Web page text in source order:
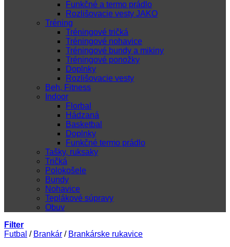
Funkčné a termo prádlo
Rozlišovacie vesty JAKO
Tréning
Tréningové tričká
Tréningové nohavice
Tréningové bundy a mikiny
Tréningové ponožky
Doplnky
Rozlišovacie vesty
Beh, Fitness
Indoor
Florbal
Hádzaná
Basketbal
Doplnky
Funkčné termo prádlo
Tašky, ruksaky
Tričká
Polokošele
Bundy
Nohavice
Teplákové súpravy
Obuv
Filter
Futbal / Brankár / Brankárske rukavice